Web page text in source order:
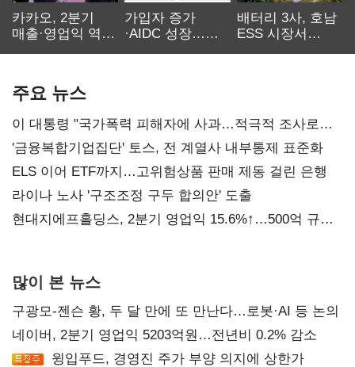
카카오, 2분기
매출·영업익 역대
가입자 증가
·AIDC 성장…
배터리 3사, 호남
ESS 시장서
주요 뉴스
이 대통령 "국가폭력 피해자에 사과…적극적 조사로
진실 밝혀야"
'금융복합기업집단' 토스, 전 계열사 내부통제 표준화
ELS 이어 ETF까지…고위험상품 판매 제동 걸린 은행
라이나 노사 '구조조정 구두 합의안' 도출
현대지에프홀딩스, 2분기 영업익 15.6%↑…500억 규모
많이 본 뉴스
구광모-젠슨 황, 두 달 만에 또 만난다…로봇·AI 등 논의
네이버, 2분기 영업익 5203억원…전년비 0.2% 감소
윙입푸드, 경영진 주가 부양 의지에 상한가